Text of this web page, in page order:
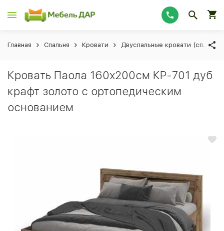
Главная Спальня Кровати Двуспальные кровати (сп.
Кровать Паола 160х200см КР-701 дуб
крафт золото с ортопедическим
основанием